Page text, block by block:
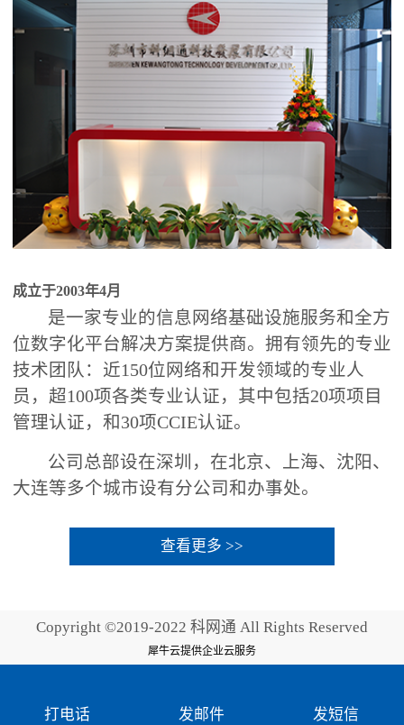
成立于2003年4月
是一家专业的信息网络基础设施服务和全方
位数字化平台解决方案提供商。拥有领先的专业
技术团队：近150位网络和开发领域的专业人
员，超100项各类专业认证，其中包括20项项目
管理认证，和30项CCIE认证。
公司总部设在深圳，在北京、上海、沈阳、
大连等多个城市设有分公司和办事处。
查看更多 >>
Copyright ©2019-2022 科网通 All Rights Reserved
犀牛云提供企业云服务
打电话 发邮件 发短信